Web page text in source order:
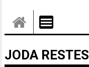
JODA RESTES